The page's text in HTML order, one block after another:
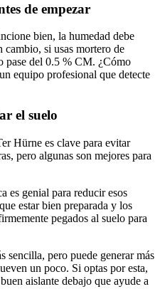
de empezar
bien, la humedad debe
si usas mortero de
pase del 0.5 % CM. ¿Cómo
equipo profesional que detecte
el suelo
Hürne es clave para evitar
pero algunas son mejores para
es genial para reducir esos
estar bien preparada y los
pegados al suelo para
sencilla, pero puede generar más
un poco. Si optas por esta,
aislante debajo que ayude a